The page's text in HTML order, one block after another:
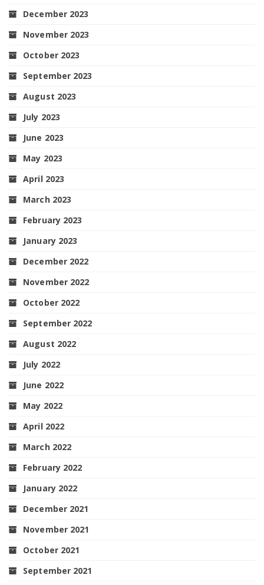
December 2023
November 2023
October 2023
September 2023
August 2023
July 2023
June 2023
May 2023
April 2023
March 2023
February 2023
January 2023
December 2022
November 2022
October 2022
September 2022
August 2022
July 2022
June 2022
May 2022
April 2022
March 2022
February 2022
January 2022
December 2021
November 2021
October 2021
September 2021